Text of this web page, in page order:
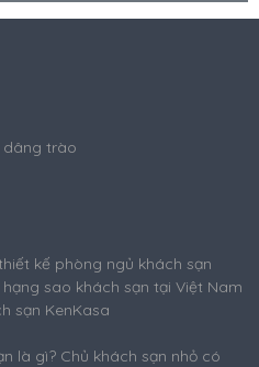
dâng trào
kế phòng ngủ khách sạn
sao khách sạn tại Việt Nam
sạn KenKasa
là gì? Chủ khách sạn nhỏ có